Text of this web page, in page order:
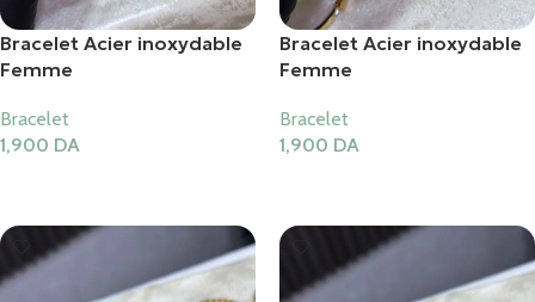
Bracelet Acier inoxydable
Femme
Bracelet
1,900 DA
Bracelet Acier inoxydable
Femme
Bracelet
1,900 DA